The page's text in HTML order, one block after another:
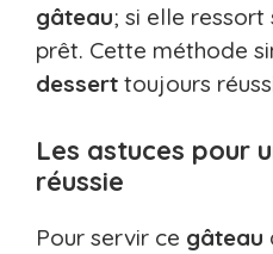
gâteau; si elle ressort
prêt. Cette méthode
dessert toujours
Les astuces pour
réussie
Pour servir ce gâteau